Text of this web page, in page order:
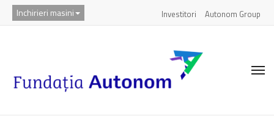
Inchirieri masini Investitori Autonom Group